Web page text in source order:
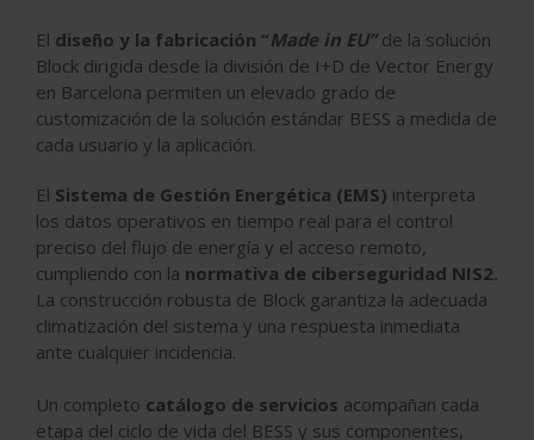
El diseño y la fabricación “Made in EU” de la solución
Block dirigida desde la división de I+D de Vector Energy
en Barcelona permiten un elevado grado de
customización de la solución estándar BESS a medida de
cada usuario y la aplicación.
El Sistema de Gestión Energética (EMS) interpreta
los datos operativos en tiempo real para el control
preciso del flujo de energía y el acceso remoto,
cumpliendo con la normativa de ciberseguridad NIS2.
La construcción robusta de Block garantiza la adecuada
climatización del sistema y una respuesta inmediata
ante cualquier incidencia.
Un completo catálogo de servicios acompañan cada
etapa del ciclo de vida del BESS y sus componentes,